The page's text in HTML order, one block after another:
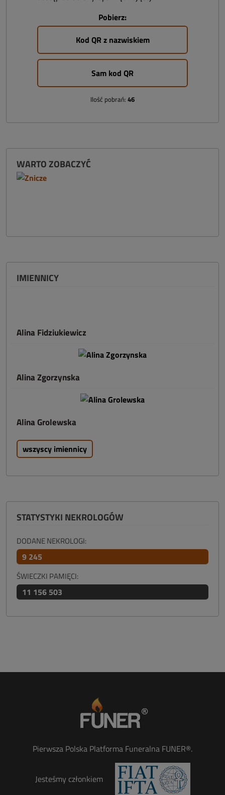
Pobierz:
Kod QR z nazwiskiem
Sam kod QR
Ilość pobrań: 46
WARTO ZOBACZYĆ
IMIENNICY
Alina Fidziukiewicz
Alina Zgorzynska
Alina Grolewska
wszyscy imiennicy
STATYSTYKI NEKROLOGÓW
DODANE NEKROLOGI:
9 245
ŚWIECZKI PAMIĘCI:
11 156 503
Pierwsza Polska Platforma Funeralna FUNER®.
Jesteśmy członkiem